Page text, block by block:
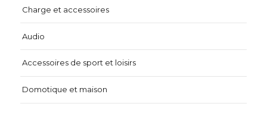
Charge et accessoires
Audio
Accessoires de sport et loisirs
Domotique et maison